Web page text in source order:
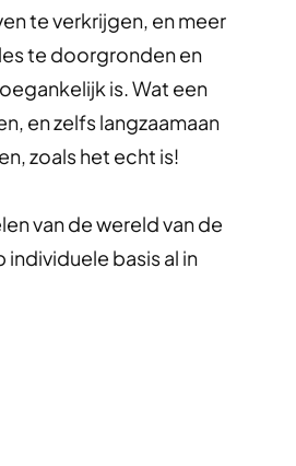
te verkrijgen, en meer
te doorgronden en
is. Wat een
en zelfs langzaamaan
zoals het echt is!
van de wereld van de
basis al in